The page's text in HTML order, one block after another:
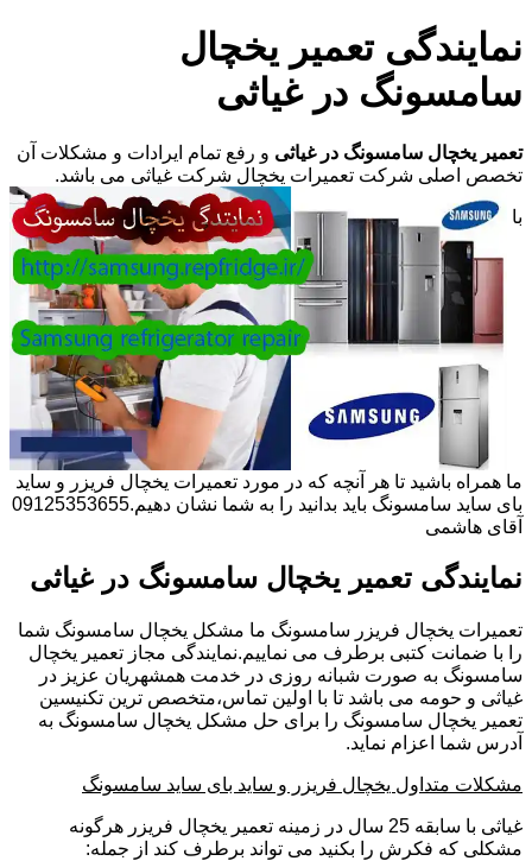
نمایندگی تعمیر یخچال
سامسونگ در غیاثی
تعمیر یخچال سامسونگ در غیاثی و رفع تمام ایرادات و مشکلات آن
تخصص اصلی شرکت تعمیرات یخچال شرکت غیاثی می باشد.
با
ما همراه باشید تا هر آنچه که در مورد تعمیرات یخچال فریزر و ساید
بای ساید سامسونگ باید بدانید را به شما نشان دهیم.09125353655
آقای هاشمی
نمایندگی تعمیر یخچال سامسونگ در غیاثی
تعمیرات یخچال فریزر سامسونگ ما مشکل یخچال سامسونگ شما
را با ضمانت کتبی برطرف می نماییم.نمایندگی مجاز تعمیر یخچال
سامسونگ به صورت شبانه روزی در خدمت همشهریان عزیز در
غیاثی و حومه می باشد تا با اولین تماس،متخصص ترین تکنیسین
تعمیر یخچال سامسونگ را برای حل مشکل یخچال سامسونگ به
آدرس شما اعزام نماید.
مشکلات متداول یخچال فریزر و ساید بای ساید سامسونگ
غیاثی با سابقه 25 سال در زمینه تعمیر یخچال فریزر هرگونه
مشکلی که فکرش را بکنید می تواند برطرف کند از جمله: